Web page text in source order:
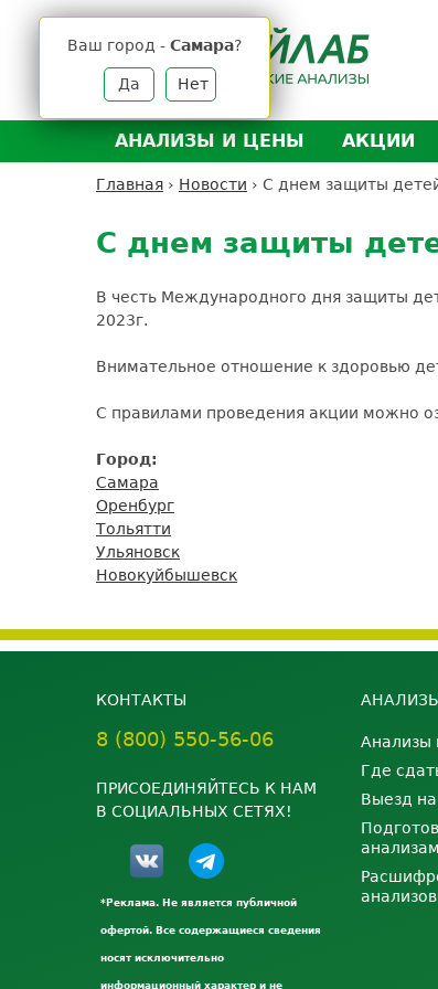
Ваш город - Самара?
Да Нет
АНАЛИЗЫ И ЦЕНЫ
Анализы и цены
Выезд на дом
Расшифровка анализов
АКЦИИ
Главная › Новости › С днем защиты
to
top
С днем защиты
В честь Международного дня защиты
2023г.
Внимательное отношение к здоровью
С правилами проведения акции можно
Город:
Самара
Оренбург
Тольятти
Ульяновск
Новокуйбышевск
КОНТАКТЫ
8 (800) 550-56-06
ПРИСОЕДИНЯЙТЕСЬ К НАМ
В СОЦИАЛЬНЫХ СЕТЯХ!
*Реклама. Не является публичной
офертой. Все содержащиеся сведения
носят исключительно
информационный характер и не
Анализы
Где
Выезд
анализам
анализов